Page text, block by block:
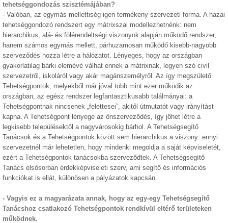
tehetséggondozás szisztémájában?
- Valóban, az egymás mellettiség igen termékeny szervezeti forma. A hazai
tehetséggondozó rendszert egy mátrixszal modellezhetnénk: nem
hierarchikus, alá- és fölérendeltségi viszonyok alapján működő rendszer,
hanem számos egymás mellett, párhuzamosan működő kisebb-nagyobb
szerveződés hozza létre a hálózatot. Lényeges, hogy az országban
gyakorlatilag bárki elemévé válhat ennek a mátrixnak, legyen szó civil
szervezetről, iskoláról vagy akár magánszemélyről. Az így megszülető
Tehetségpontok, melyekből már jóval több mint ezer működik az
országban, az egész rendszer legfantasztikusabb találmányai: a
Tehetségpontnak nincsenek „felettesei”, akitől útmutatót vagy irányítást
kapna. A Tehetségpont lényege az önszerveződés, így jöhet létre a
legkisebb településektől a nagyvárosokig bárhol. A Tehetségsegítő
Tanácsok és a Tehetségpontok között sem hierarchikus a viszony: ennyi
szervezetnél már lehetetlen, hogy mindenki megoldja a saját képviseletét,
ezért a Tehetségpontok tanácsokba szerveződtek. A Tehetségsegítő
Tanács elsősorban érdekképviseleti szerv, ami segítő és információs
funkciókat is ellát, különösen a pályázatok kapcsán.
- Vagyis ez a magyarázata annak, hogy az egy-egy Tehetségsegítő
Tanácshoz csatlakozó Tehetségpontok rendkívül eltérő területeken
működnek.